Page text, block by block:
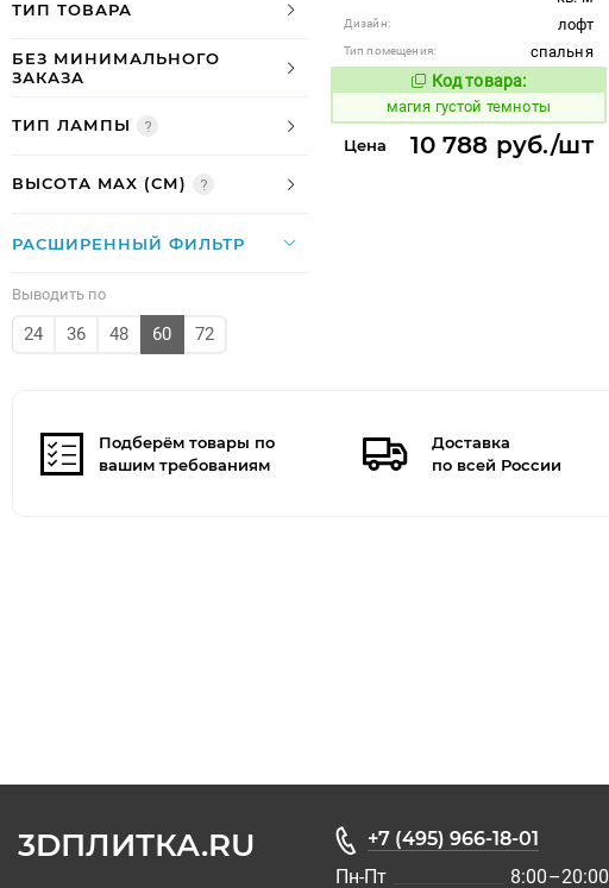
ТИП ТОВАРА
БЕЗ МИНИМАЛЬНОГО
ЗАКАЗА
ТИП ЛАМПЫ
ВЫСОТА MAX (СМ)
РАСШИРЕННЫЙ ФИЛЬТР
Дизайн: лофт
Тип помещения:
спальня
Код товара:
909227 Код товара:
магия густой темноты
Цена 10 788 руб./шт
Выводить по
24 36 48 60 72
Подберём товары по
вашим требованиям
Доставка
по всей России
3DПЛИТКА.RU
+7 (495) 966-18-01
Пн-Пт
8:00–20:00